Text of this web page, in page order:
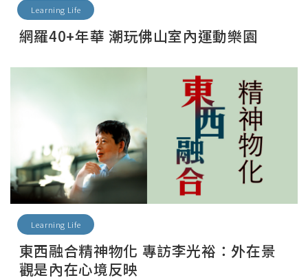
Learning Life
網羅40+年華 潮玩佛山室內運動樂園
Learning Life
東西融合精神物化 專訪李光裕：外在景
觀是內在心境反映